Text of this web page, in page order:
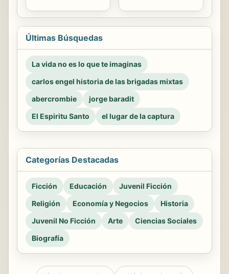
Últimas Búsquedas
La vida no es lo que te imaginas
carlos engel historia de las brigadas mixtas
abercrombie
jorge baradit
El Espiritu Santo
el lugar de la captura
Categorías Destacadas
Ficción Educación
Juvenil Ficción
Religión
Economía y Negocios
Historia
Juvenil No Ficción
Arte
Ciencias Sociales
Biografía